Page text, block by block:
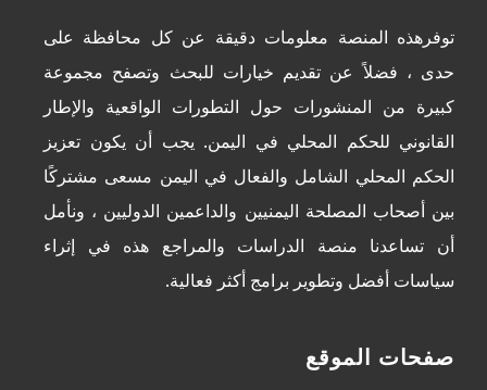
توفرهذه المنصة معلومات دقيقة عن كل محافظة على
حدى ، فضلاً عن تقديم خيارات للبحث وتصفح مجموعة
كبيرة من المنشورات حول التطورات الواقعية والإطار
القانوني للحكم المحلي في اليمن. يجب أن يكون تعزيز
الحكم المحلي الشامل والفعال في اليمن مسعى مشتركًا
بين أصحاب المصلحة اليمنيين والداعمين الدوليين ، ونأمل
أن تساعدنا منصة الدراسات والمراجع هذه في إثراء
سياسات أفضل وتطوير برامج أكثر فعالية.
صفحات الموقع